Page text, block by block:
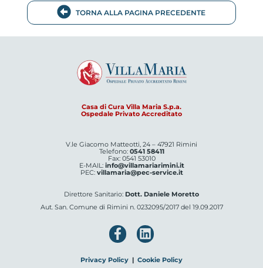
TORNA ALLA PAGINA PRECEDENTE
Casa di Cura Villa Maria S.p.a.
Ospedale Privato Accreditato
V.le Giacomo Matteotti, 24 – 47921 Rimini
Telefono: 0541 58411
Fax: 0541 53010
E-MAIL: info@villamariarimini.it
PEC: villamaria@pec-service.it
Direttore Sanitario: Dott. Daniele Moretto
Aut. San. Comune di Rimini n. 0232095/2017 del 19.09.2017
Privacy Policy | Cookie Policy